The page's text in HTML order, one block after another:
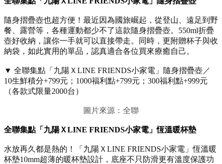
隨身摺疊壺也超方便！最近因為國旅崛起，從登山、遠足到野
餐、露營等，各種運動都少不了這款隨身摺疊壺。550ml折疊
壺好收納，讓你一手就可以直接帶走。同時，更附贈杯子與收
納袋，如此實用的單品，認真適合各位買來療癒自己。
▼ 全聯集點「九陽ＸLINE FRIENDS小家電」隨身摺疊壺／
10生鮮積分+799元；1000福利點+799元；300福利點+999元
（各款式限量2000台）
圖片來源：全聯
全聯集點「九陽ＸLINE FRIENDS小家電」恆溫暖杯墊
水放再久都是熱的！「九陽ＸLINE FRIENDS小家電」恆溫暖
杯墊10mm超薄的暖杯墊設計，底座不只防滑更有溫度保護功